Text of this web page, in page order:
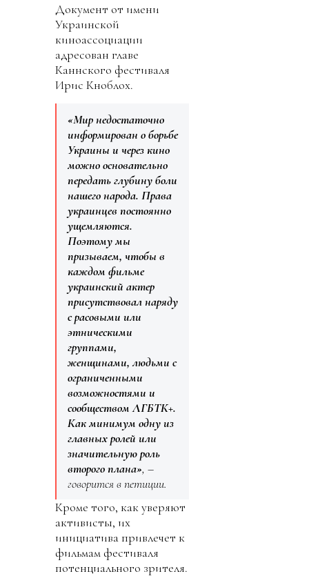
Документ от имени
Украинской
киноассоциации
адресован главе
Каннского фестиваля
Ирис Кноблох.
«Мир недостаточно
информирован о борьбе
Украины и через кино
можно основательно
передать глубину боли
нашего народа. Права
украинцев постоянно
ущемляются.
Поэтому мы
призываем, чтобы в
каждом фильме
украинский актер
присутствовал наряду
с расовыми или
этническими
группами,
женщинами, людьми с
ограниченными
возможностями и
сообществом ЛГБТК+.
Как минимум одну из
главных ролей или
значительную роль
второго плана», –
говорится в петиции.
Кроме того, как уверяют
активисты, их
инициатива привлечет к
фильмам фестиваля
потенциального зрителя.